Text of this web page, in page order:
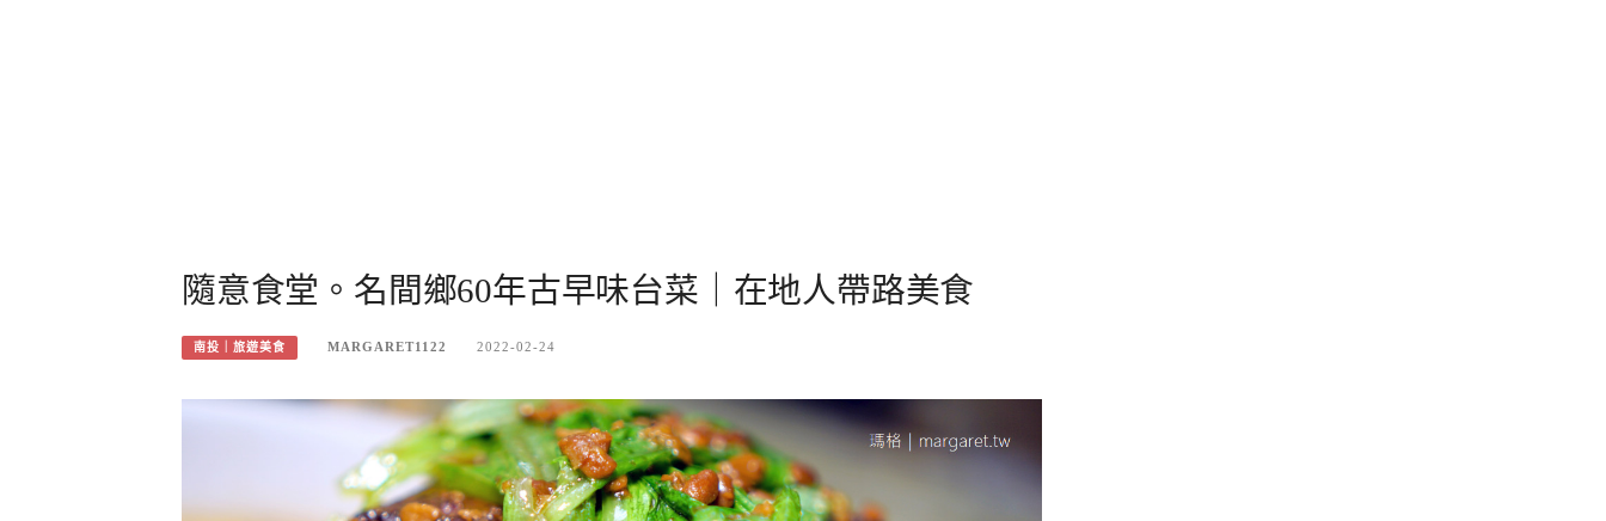
隨意食堂。名間鄉60年古早味台菜｜在地人帶路美食
南投｜旅遊美食 MARGARET1122 2022-02-24